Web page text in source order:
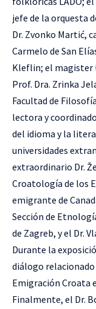
jefe de la orquesta
Dr. Zvonko Martić,
Carmelo de San
Kleflin; el magister
Prof. Dra. Zrinka
Facultad de
lectora y
del idioma y la
universidades
extraordinario Dr.
Croatología de los
emigrante de
Sección de
de Zagreb, y el Dr.
Durante la
diálogo relacionado
Emigración Croata
Finalmente, el Dr.